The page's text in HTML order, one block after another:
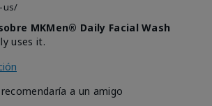
us/
MKMen® Daily Facial Wash
uses it.
recomendaría a un amigo